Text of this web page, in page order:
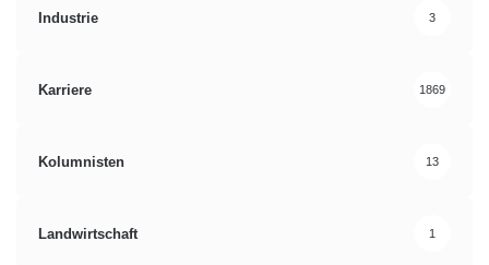
Industrie 3
Karriere 1869
Kolumnisten 13
Landwirtschaft 1